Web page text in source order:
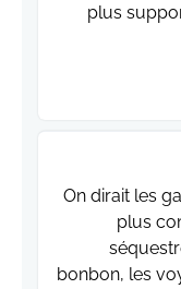
plus
On dirait les
plus
bonbon, les